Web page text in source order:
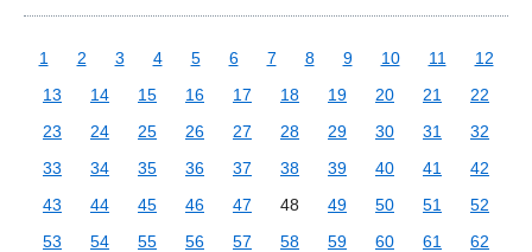
1 2 3 4 5 6 7 8 9 10 11
12
13
14 15 16 17 18 19 20 21
22
23
24 25 26 27 28 29 30 31
32
33
34 35 36 37 38 39 40 41
42
43
44 45 46 47 48 49 50 51
52
53
54 55 56 57 58 59 60 61
62